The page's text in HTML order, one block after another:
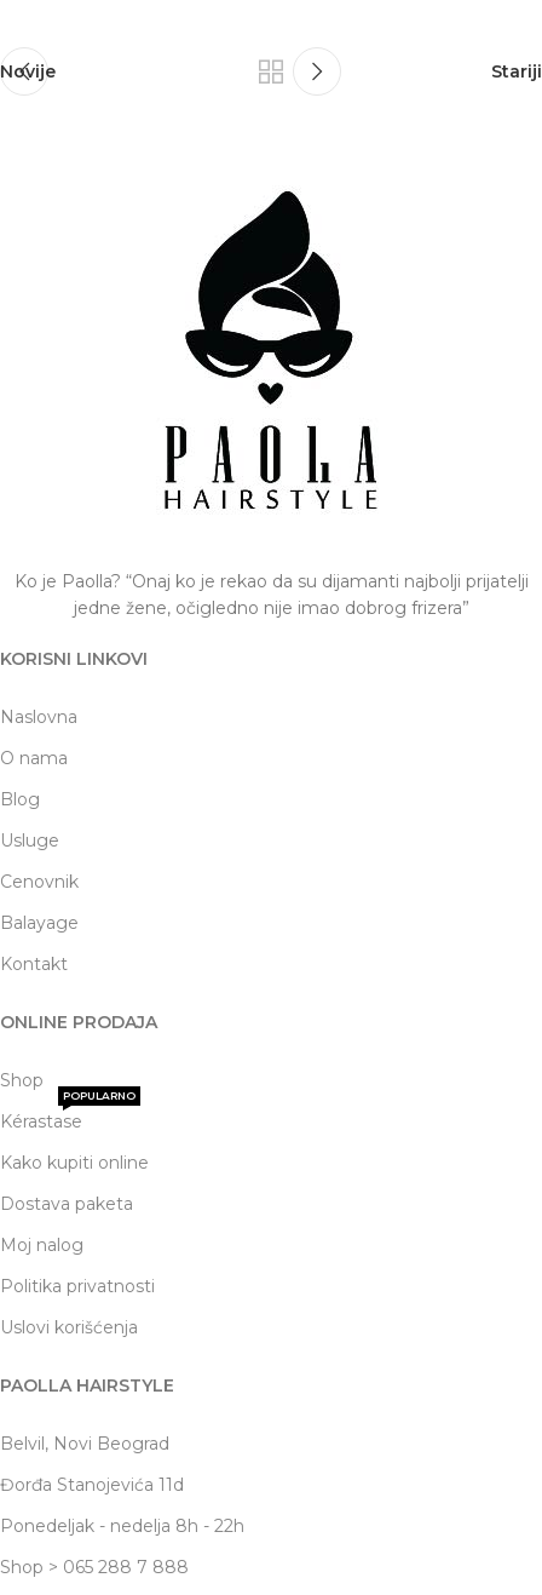
Novije Stariji
Ko je Paolla? “Onaj ko je rekao da su dijamanti najbolji prijatelji
jedne žene, očigledno nije imao dobrog frizera”
KORISNI LINKOVI
Naslovna
O nama
Blog
Usluge
Cenovnik
Balayage
Kontakt
ONLINE PRODAJA
Shop
Kérastase
POPULARNO
Kako kupiti online
Dostava paketa
Moj nalog
Politika privatnosti
Uslovi korišćenja
PAOLLA HAIRSTYLE
Belvil, Novi Beograd
Đorđa Stanojevića 11d
Ponedeljak - nedelja 8h - 22h
Shop > 065 288 7 888